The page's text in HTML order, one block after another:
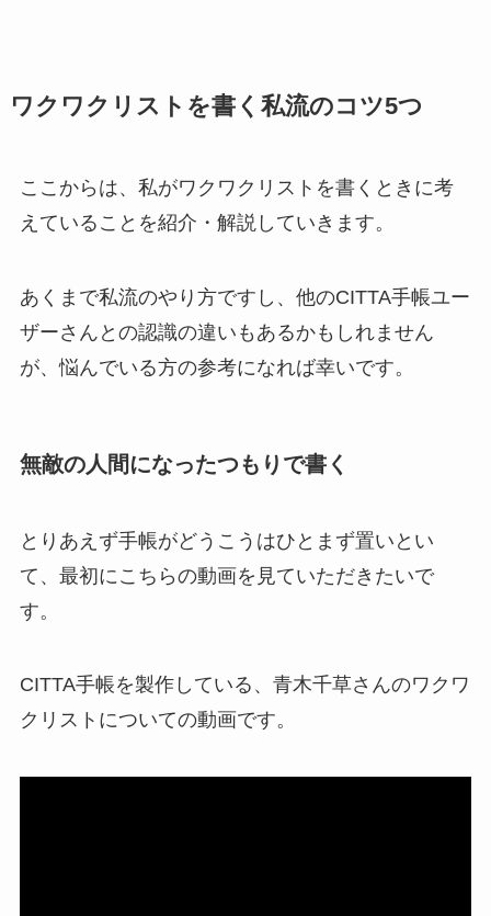
ワクワクリストを書く私流のコツ5つ
ここからは、私がワクワクリストを書くときに考
えていることを紹介・解説していきます。
あくまで私流のやり方ですし、他のCITTA手帳ユー
ザーさんとの認識の違いもあるかもしれません
が、悩んでいる方の参考になれば幸いです。
無敵の人間になったつもりで書く
とりあえず手帳がどうこうはひとまず置いとい
て、最初にこちらの動画を見ていただきたいで
す。
CITTA手帳を製作している、青木千草さんのワクワ
クリストについての動画です。